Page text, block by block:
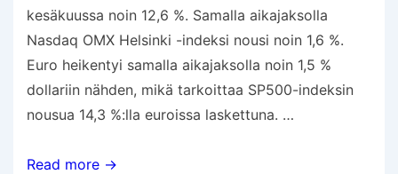
kesäkuussa noin 12,6 %. Samalla aikajaksolla
Nasdaq OMX Helsinki -indeksi nousi noin 1,6 %.
Euro heikentyi samalla aikajaksolla noin 1,5 %
dollariin nähden, mikä tarkoittaa SP500-indeksin
nousua 14,3 %:lla euroissa laskettuna. …
Katsaus
Read more →